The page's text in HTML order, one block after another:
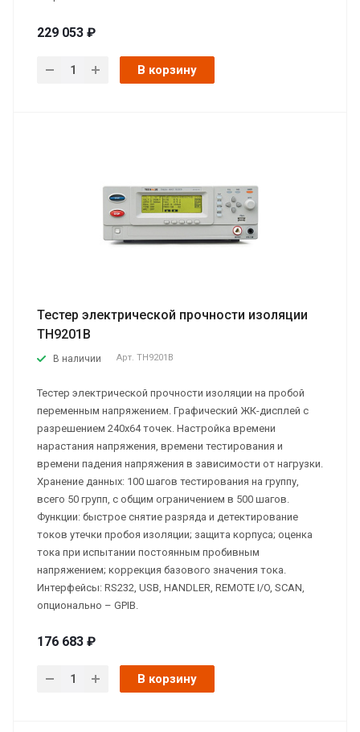
229 053 ₽
В корзину
Тестер электрической прочности изоляции
ТН9201B
В наличии Арт. ТН9201B
Тестер электрической прочности изоляции на пробой
переменным напряжением. Графический ЖК-дисплей с
разрешением 240х64 точек. Настройка времени
нарастания напряжения, времени тестирования и
времени падения напряжения в зависимости от нагрузки.
Хранение данных: 100 шагов тестирования на группу,
всего 50 групп, с общим ограничением в 500 шагов.
Функции: быстрое снятие разряда и детектирование
токов утечки пробоя изоляции; защита корпуса; оценка
тока при испытании постоянным пробивным
напряжением; коррекция базового значения тока.
Интерфейсы: RS232, USB, HANDLER, REMOTE I/O, SCAN,
опционально – GPIB.
176 683 ₽
В корзину